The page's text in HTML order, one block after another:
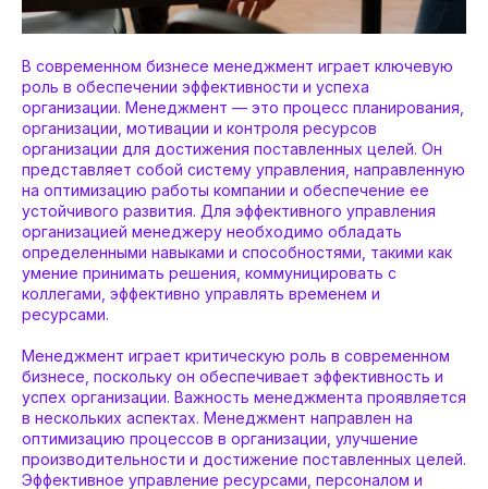
В современном бизнесе менеджмент играет ключевую
роль в обеспечении эффективности и успеха
организации. Менеджмент — это процесс планирования,
организации, мотивации и контроля ресурсов
организации для достижения поставленных целей. Он
представляет собой систему управления, направленную
на оптимизацию работы компании и обеспечение ее
устойчивого развития. Для эффективного управления
организацией менеджеру необходимо обладать
определенными навыками и способностями, такими как
умение принимать решения, коммуницировать с
коллегами, эффективно управлять временем и
ресурсами.
Менеджмент играет критическую роль в современном
бизнесе, поскольку он обеспечивает эффективность и
успех организации. Важность менеджмента проявляется
в нескольких аспектах. Менеджмент направлен на
оптимизацию процессов в организации, улучшение
производительности и достижение поставленных целей.
Эффективное управление ресурсами, персоналом и